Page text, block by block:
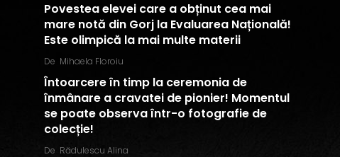
Povestea elevei care a obținut cea mai
mare notă din Gorj la Evaluarea Națională!
Este olimpică la mai multe materii
De Mihaela Floroiu
Întoarcere în timp la ceremonia de
înmânare a cravatei de pionier! Momentul
se poate observa într-o fotografie de
colecție!
De Rădulescu Alina